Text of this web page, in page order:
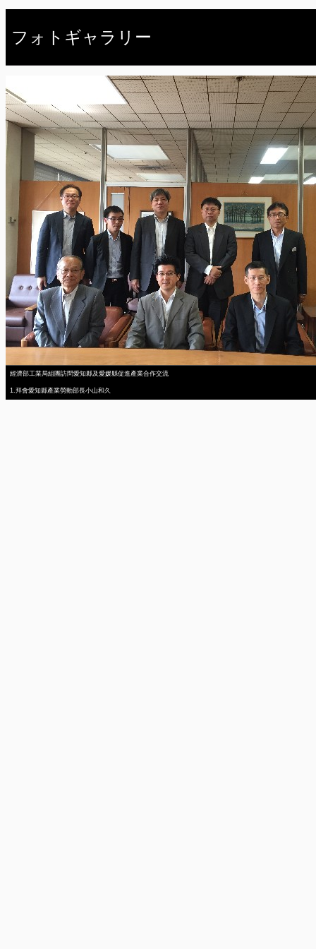
フォトギャラリー
經濟部工業局組團訪問愛知縣及愛媛縣促進產業合作交流
1.拜會愛知縣產業勞動部長小山和久